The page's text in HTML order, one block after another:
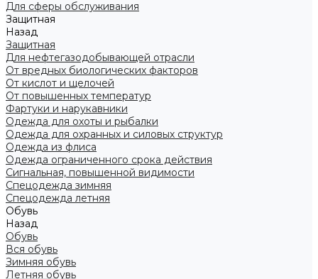
Для сферы обслуживания
Защитная
Назад
Защитная
Для нефтегазодобывающей отрасли
От вредных биологических факторов
От кислот и щелочей
От повышенных температур
Фартуки и нарукавники
Одежда для охоты и рыбалки
Одежда для охранных и силовых структур
Одежда из флиса
Одежда ограниченного срока действия
Сигнальная, повышенной видимости
Спецодежда зимняя
Спецодежда летняя
Обувь
Назад
Обувь
Вся обувь
Зимняя обувь
Летняя обувь